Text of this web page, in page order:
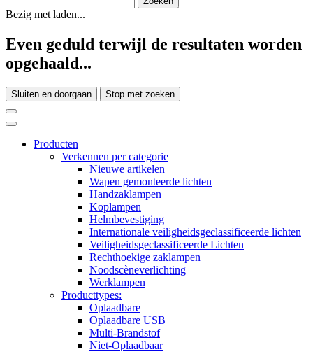
Bezig met laden...
Even geduld terwijl de resultaten worden
opgehaald...
Sluiten en doorgaan Stop met zoeken
Producten
Verkennen per categorie
Nieuwe artikelen
Wapen gemonteerde lichten
Handzaklampen
Koplampen
Helmbevestiging
Internationale veiligheidsgeclassificeerde lichten
Veiligheidsgeclassificeerde Lichten
Rechthoekige zaklampen
Noodscèneverlichting
Werklampen
Producttypes:
Oplaadbare
Oplaadbare USB
Multi-Brandstof
Niet-Oplaadbaar